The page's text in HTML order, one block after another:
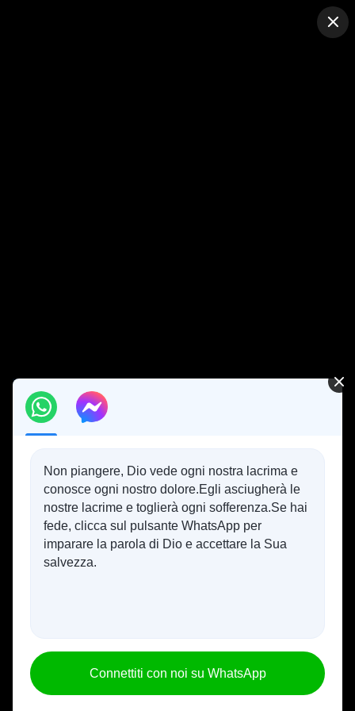
Non piangere, Dio vede ogni nostra lacrima e
conosce ogni nostro dolore.Egli asciugherà le
nostre lacrime e toglierà ogni sofferenza.Se hai
fede, clicca sul pulsante WhatsApp per
imparare la parola di Dio e accettare la Sua
salvezza.
Connettiti con noi su WhatsApp